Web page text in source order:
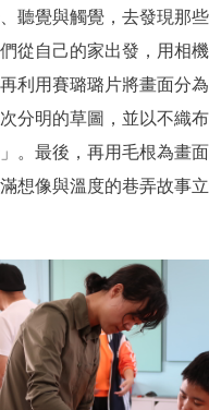
聽覺與觸覺，去發現那
從自己的家出發，用相
利用賽璐璐片將畫面分
分明的草圖，並以不織
。最後，再用毛根為畫
想像與溫度的巷弄故事立